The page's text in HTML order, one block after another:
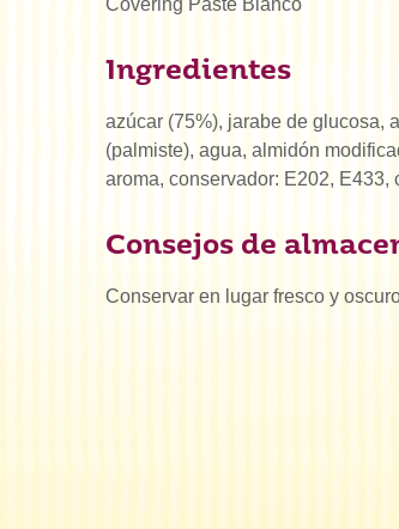
Covering Paste Blanco
Ingredientes
azúcar (75%), jarabe de glucosa,
(palmiste), agua, almidón
aroma, conservador: E202, E433,
Consejos de
Conservar en lugar fresco y